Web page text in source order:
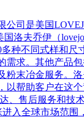
公司是美国
洛夫乔伊（
种不同式样和尺
需求。其他产品
粉末冶金服务。
以帮助客户在这
、售后服务和技
入全球市场范围